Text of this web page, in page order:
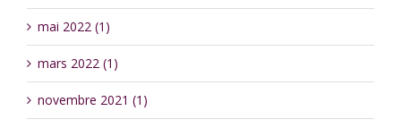
mai 2022 (1)
mars 2022 (1)
novembre 2021 (1)